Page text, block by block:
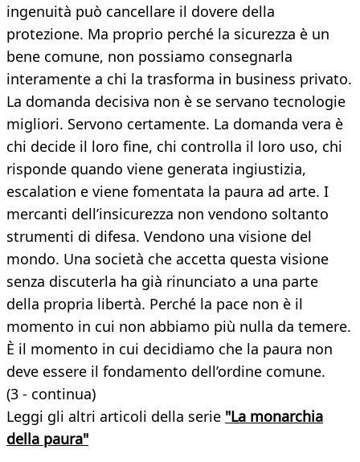
ingenuità può cancellare il dovere della
protezione. Ma proprio perché la sicurezza è un
bene comune, non possiamo consegnarla
interamente a chi la trasforma in business privato.
La domanda decisiva non è se servano tecnologie
migliori. Servono certamente. La domanda vera è
chi decide il loro fine, chi controlla il loro uso, chi
risponde quando viene generata ingiustizia,
escalation e viene fomentata la paura ad arte. I
mercanti dell’insicurezza non vendono soltanto
strumenti di difesa. Vendono una visione del
mondo. Una società che accetta questa visione
senza discuterla ha già rinunciato a una parte
della propria libertà. Perché la pace non è il
momento in cui non abbiamo più nulla da temere.
È il momento in cui decidiamo che la paura non
deve essere il fondamento dell’ordine comune.
(3 - continua)
Leggi gli altri articoli della serie "La monarchia
della paura"